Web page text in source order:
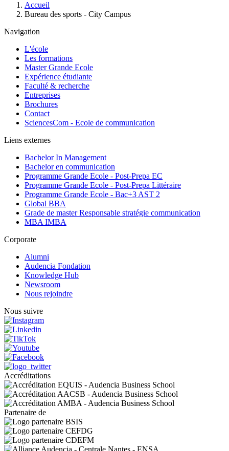
Accueil
Bureau des sports - City Campus
Navigation
L'école
Les formations
Master Grande Ecole
Expérience étudiante
Faculté & recherche
Entreprises
Brochures
Contact
SciencesCom - Ecole de communication
Liens externes
Bachelor In Management
Bachelor en communication
Programme Grande Ecole - Post-Prepa EC
Programme Grande Ecole - Post-Prepa Littéraire
Programme Grande Ecole - Bac+3 AST 2
Global BBA
Grade de master Responsable stratégie communication
MBA IMBA
Corporate
Alumni
Audencia Fondation
Knowledge Hub
Newsroom
Nous rejoindre
Nous suivre
Accréditations
Partenaire de